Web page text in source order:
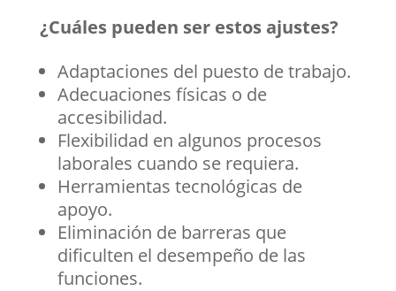
¿Cuáles pueden ser estos ajustes?
Adaptaciones del puesto de trabajo.
Adecuaciones físicas o de
accesibilidad.
Flexibilidad en algunos procesos
laborales cuando se requiera.
Herramientas tecnológicas de
apoyo.
Eliminación de barreras que
dificulten el desempeño de las
funciones.